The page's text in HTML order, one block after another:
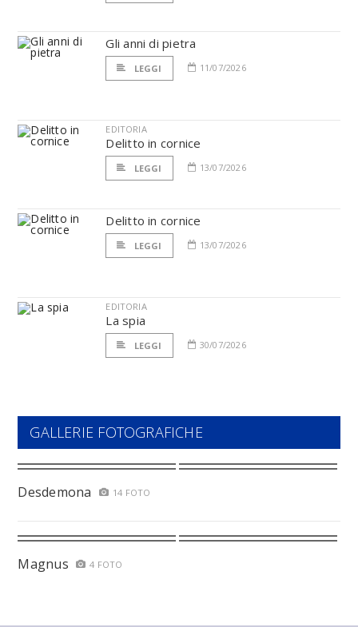
Gli anni di pietra
LEGGI 11/07/2026
EDITORIA
Delitto in cornice
LEGGI 13/07/2026
Delitto in cornice
LEGGI 13/07/2026
EDITORIA
La spia
LEGGI 30/07/2026
GALLERIE FOTOGRAFICHE
Desdemona 14 FOTO
Magnus 4 FOTO